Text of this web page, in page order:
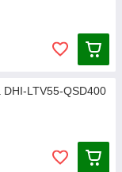
LTV55-QSD400